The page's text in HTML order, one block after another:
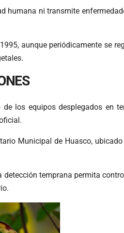
humana ni transmite
aunque periódicamente se
los equipos desplegados en
Municipal de Huasco,
temprana permita